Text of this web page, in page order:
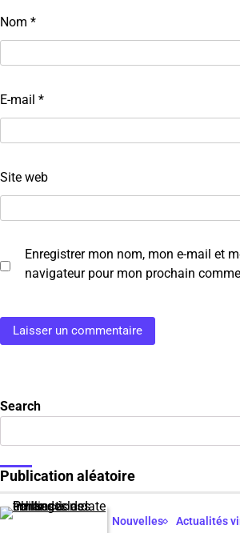
Nom *
E-mail *
Site web
Enregistrer mon nom, mon e-mail et
navigateur pour mon prochain
Search
Publication aléatoire
Nouvelles Actualités